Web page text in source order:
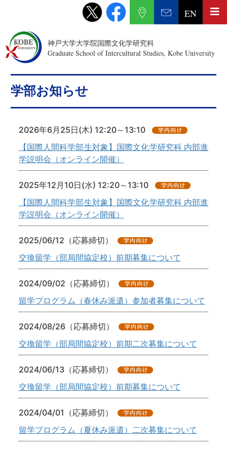
神戸大学大学院国際文化学研究科
Graduate School of Intercultural Studies, Kobe University
EN
学部お知らせ
2026年6月25日(木) 12:20～13:10
【国際人間科学部生対象】国際文化学研究科 内部進
学説明会（オンライン開催）
2025年12月10日(水) 12:20～13:10
【国際人間科学部生対象】国際文化学研究科 内部進
学説明会（オンライン開催）
2025/06/12（応募締切）
交換留学（部局間協定校）前期募集について
2024/09/02（応募締切）
留学プログラム（春休み派遣）参加者募集について
2024/08/26（応募締切）
交換留学（部局間協定校）前期二次募集について
2024/06/13（応募締切）
交換留学（部局間協定校）前期募集について
2024/04/01（応募締切）
留学プログラム（夏休み派遣）二次募集について